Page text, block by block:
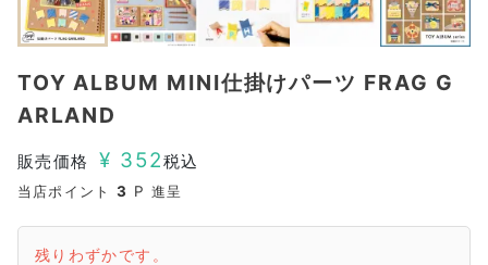
TOY ALBUM MINI仕掛けパーツ FRAG G
ARLAND
販売価格 ¥ 352税込
当店ポイント 3 P 進呈
残りわずかです。